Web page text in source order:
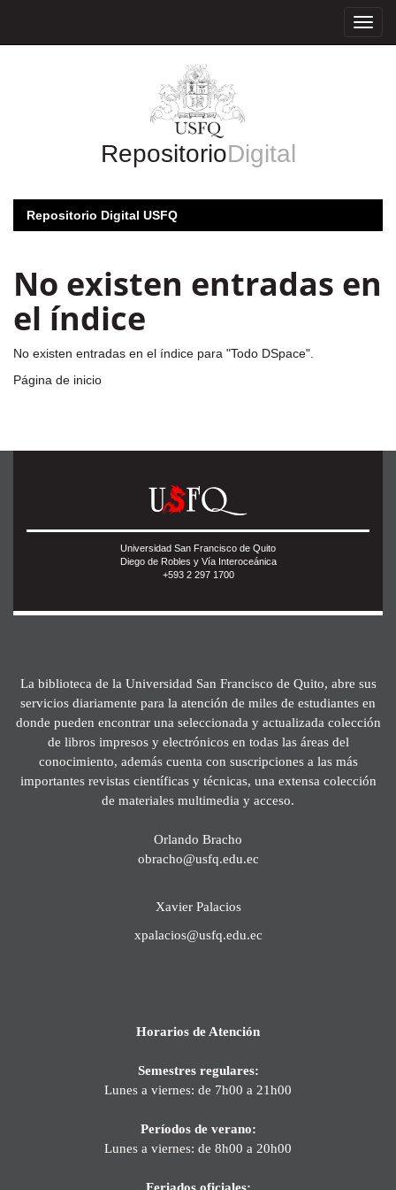
RepositorioDigital
Repositorio Digital USFQ
No existen entradas en
el índice
No existen entradas en el índice para "Todo DSpace".
Página de inicio
Universidad San Francisco de Quito
Diego de Robles y Vía Interoceánica
+593 2 297 1700
La biblioteca de la Universidad San Francisco de Quito, abre sus
servicios diariamente para la atención de miles de estudiantes en
donde pueden encontrar una seleccionada y actualizada colección
de libros impresos y electrónicos en todas las áreas del
conocimiento, además cuenta con suscripciones a las más
importantes revistas científicas y técnicas, una extensa colección
de materiales multimedia y acceso.
Orlando Bracho
obracho@usfq.edu.ec
Xavier Palacios
xpalacios@usfq.edu.ec
Horarios de Atención
Semestres regulares:
Lunes a viernes: de 7h00 a 21h00
Períodos de verano:
Lunes a viernes: de 8h00 a 20h00
Feriados oficiales: